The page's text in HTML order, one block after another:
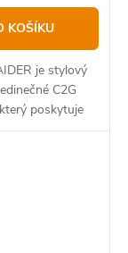
KOŠÍKU
je stylový
C2G
poskytuje
hlavy během